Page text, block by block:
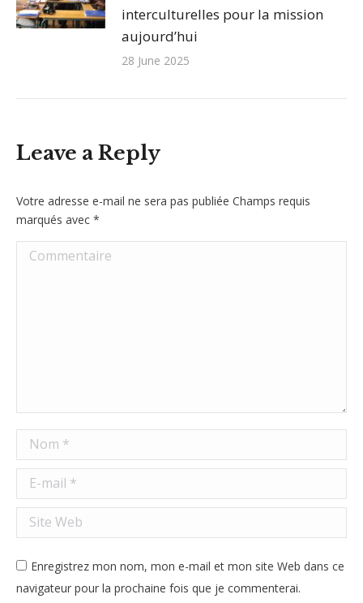
interculturelles pour la mission
aujourd’hui
28 June 2025
Leave a Reply
Votre adresse e-mail ne sera pas publiée Champs requis
marqués avec *
Commentaire
Nom *
E-mail *
Site Web
Enregistrez mon nom, mon e-mail et mon site Web dans ce
navigateur pour la prochaine fois que je commenterai.